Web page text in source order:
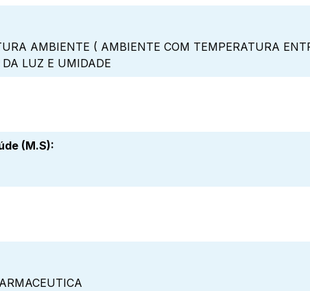
AMBIENTE ( AMBIENTE COM TEMPERATURA
LUZ E UMIDADE
(M.S):